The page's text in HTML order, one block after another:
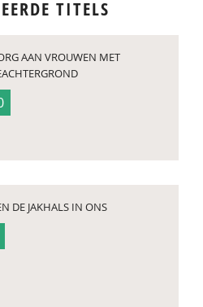
TITELS
AAN VROUWEN MET
DE JAKHALS IN ONS